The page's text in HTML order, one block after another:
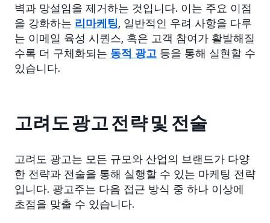
벽과 망설임을 제거하는 것입니다. 이는 주요 이점
을 강화하는 리마케팅, 일반적인 우려 사항을 다루
는 이메일 육성 시퀀스, 혹은 고객 참여가 활발해질
수록 더 구체화되는 동적 광고 등을 통해 실현할 수
있습니다.
고려도 광고 전략 및 전술
고려도 광고는 모든 규모와 산업의 브랜드가 다양
한 전략과 전술을 통해 실행할 수 있는 마케팅 전략
입니다. 광고주는 다음 접근 방식 중 하나 이상에
초점을 맞출 수 있습니다.